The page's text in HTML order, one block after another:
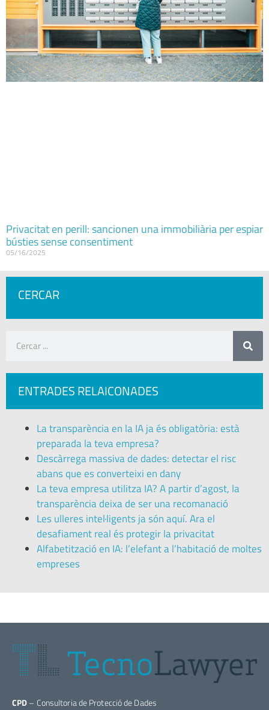
Privacitat en perill: sancionen una immobiliària per espiar
bústies sense consentiment
05/16/2025
CERCAR
ENTRADES RELAICONADES
La transparència en la IA ja és obligatòria: està
preparada la teva empresa?
Descàrrega massiva de dades: detectar el risc
abans que es converteixi en dany
La teva empresa utilitza IA? A partir d’agost, la
transparència deixa de ser una recomanació
Les ulleres intel·ligents ja són aquí. Ara el
desafiament real és protegir la privacitat
Alfabetització en IA: l’elefant a l’habitació de moltes
empreses
CPD– Consultoria de Protecció de Dades